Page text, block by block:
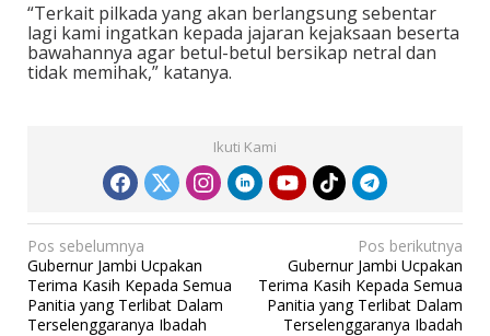
“Terkait pilkada yang akan berlangsung sebentar
lagi kami ingatkan kepada jajaran kejaksaan beserta
bawahannya agar betul-betul bersikap netral dan
tidak memihak,” katanya.
Ikuti Kami
N
a
v
Pos sebelumnya
Gubernur Jambi Ucpakan
Terima Kasih Kepada Semua
Panitia yang Terlibat Dalam
Terselenggaranya Ibadah
Pos berikutnya
Gubernur Jambi Ucpakan
Terima Kasih Kepada Semua
Panitia yang Terlibat Dalam
Terselenggaranya Ibadah